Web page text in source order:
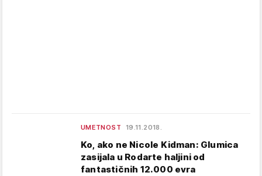
UMETNOST 19.11.2018.
Ko, ako ne Nicole Kidman: Glumica
zasijala u Rodarte haljini od
fantastičnih 12.000 evra